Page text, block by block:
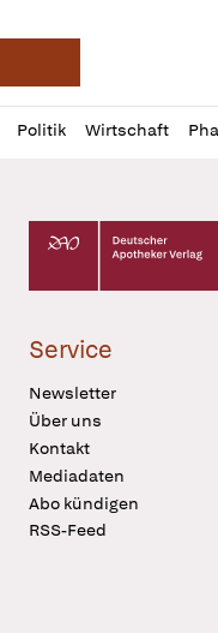
Deutsche
Politik Wirtschaft
Profil
öffnen
Daz
Pur
Deutscher
Service
Newsletter
Über uns
Kontakt
Mediadaten
Abo kündigen
RSS-Feed